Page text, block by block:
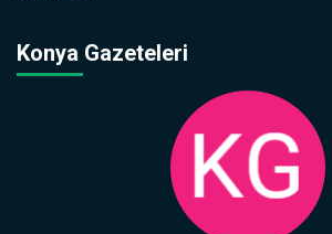
Konya Gazeteleri